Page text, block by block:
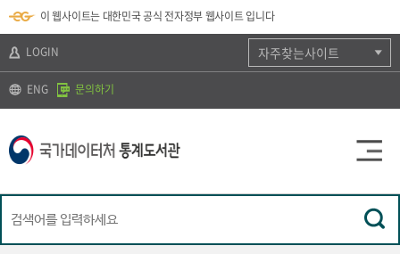
바
로
기
가
기
k
t
)
바
로
기
보
바
가
기
이 웹사이트는 대한민국 공식 전자정부 웹사이트 입니다
LOGIN
ENG 문의하기
자주찾는사이트